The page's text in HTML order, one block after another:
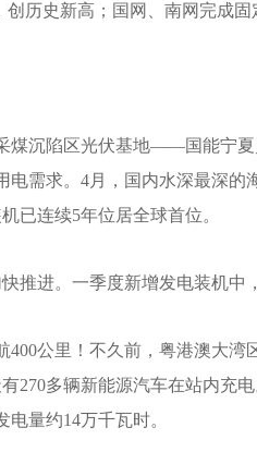
历史新高；国网、南网完成固
煤沉陷区光伏基地——国能宁
电需求。4月，国内水深最深
已连续5年位居全球首位。
推进。一季度新增发电装机中
公里！不久前，粤港澳大
270多辆新能源汽车在站内充
量约14万千瓦时。